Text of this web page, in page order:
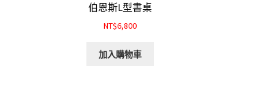
伯恩斯L型書桌
NT$6,800
加入購物車